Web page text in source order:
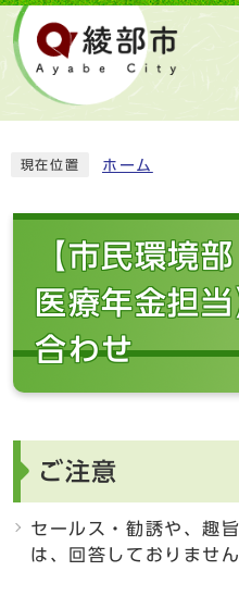
現在位置 ホーム
【市民環境
医療年金担
合わせ
ご注意
セールス・勧誘や、趣
は、回答しておりません